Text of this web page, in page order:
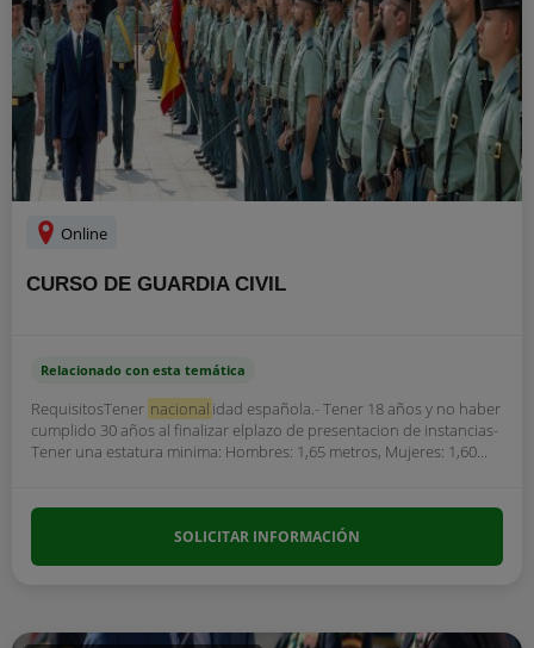
Online
CURSO DE GUARDIA CIVIL
Relacionado con esta temática
RequisitosTener nacional idad española.- Tener 18 años y no haber
cumplido 30 años al finalizar elplazo de presentacion de instancias-
Tener una estatura minima: Hombres: 1,65 metros, Mujeres: 1,60...
SOLICITAR INFORMACIÓN